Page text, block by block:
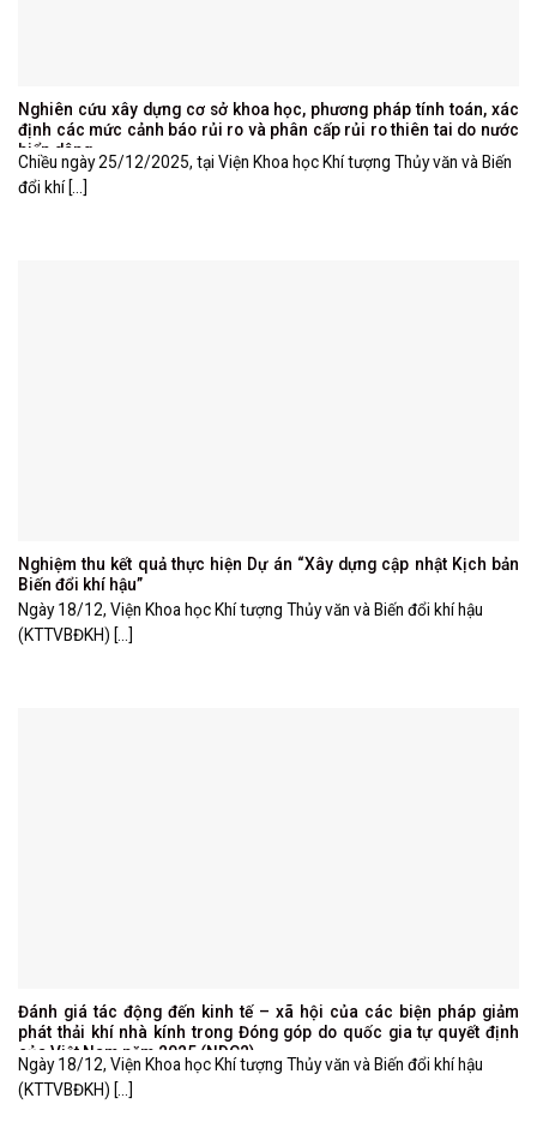
Nghiên cứu xây dựng cơ sở khoa học, phương pháp tính toán, xác
định các mức cảnh báo rủi ro và phân cấp rủi ro thiên tai do nước
biển dâng
Chiều ngày 25/12/2025, tại Viện Khoa học Khí tượng Thủy văn và Biến
đổi khí [...]
Nghiệm thu kết quả thực hiện Dự án “Xây dựng cập nhật Kịch bản
Biến đổi khí hậu”
Ngày 18/12, Viện Khoa học Khí tượng Thủy văn và Biến đổi khí hậu
(KTTVBĐKH) [...]
Đánh giá tác động đến kinh tế – xã hội của các biện pháp giảm
phát thải khí nhà kính trong Đóng góp do quốc gia tự quyết định
của Việt Nam năm 2025 (NDC2)
Ngày 18/12, Viện Khoa học Khí tượng Thủy văn và Biến đổi khí hậu
(KTTVBĐKH) [...]